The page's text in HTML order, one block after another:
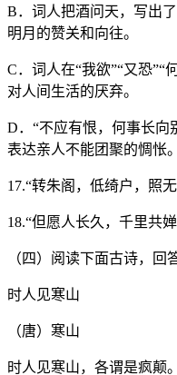
B．词人把酒问天，写出
明月的赞关和向往。
C．词人在“我欲”“又恐”“
对人间生活的厌弃。
D．“不应有恨，何事长向
表达亲人不能团聚的惆怅。
17.“转朱阁，低绮户，照
18.“但愿人长久，千里共
（四）阅读下面古诗，回
时人见寒山
（唐）寒山
时人见寒山，各谓是疯颠。